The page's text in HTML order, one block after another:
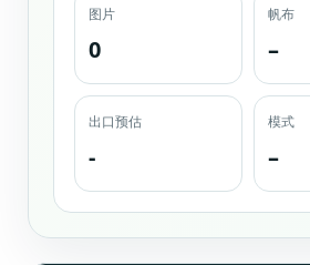
图片
0
帆布
–
出口预估
-
模式
–